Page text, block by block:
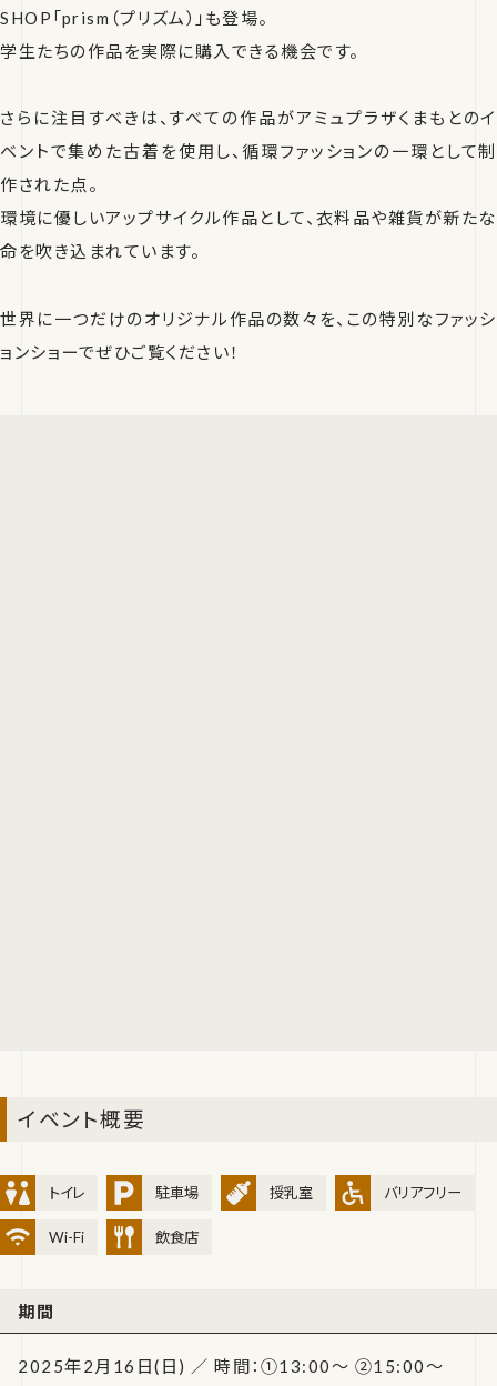
SHOP「prism（プリズム）」も登場。
学生たちの作品を実際に購入できる機会です。
さらに注目すべきは、すべての作品がアミュプラザくまもとのイ
ベントで集めた古着を使用し、循環ファッションの一環として制
作された点。
環境に優しいアップサイクル作品として、衣料品や雑貨が新たな
命を吹き込まれています。
世界に一つだけのオリジナル作品の数々を、この特別なファッシ
ョンショーでぜひご覧ください！
イベント概要
トイレ 駐車場 授乳室 バリアフリー
Wi-Fi 飲食店
期間
2025年2月16日(日) ／ 時間：①13:00～ ②15:00～